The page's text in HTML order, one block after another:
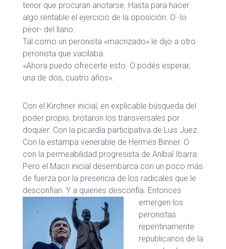
tenor que procuran anotarse. Hasta para hacer
algo rentable el ejercicio de la oposición. O -lo
peor- del llano.
Tal como un peronista «macrizado» le dijo a otro
peronista que vacilaba.
«Ahora puedo ofrecerte esto. O podés esperar,
una de dos, cuatro años».
Con el Kirchner inicial, en explicable búsqueda del
poder propio, brotaron los transversales por
doquier. Con la picardía participativa de Luis Juez.
Con la estampa venerable de Hermes Binner. O
con la permeabilidad progresista de Aníbal Ibarra.
Pero el Macri inicial desembarca con un poco más
de fuerza por la presencia de los radicales que le
desconfían. Y a quienes desconfía. Entonces
emergen los
peronistas
repentinamente
republicanos de la